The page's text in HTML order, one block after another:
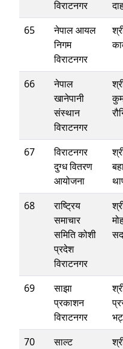
विराटनगर
65
नेपाल आयल
निगम
विराटनगर
66
नेपाल
खानेपानी
संस्थान
विराटनगर
67
विराटनगर
दुग्ध वितरण
आयोजना
68
राष्ट्रिय
समाचार
समिति कोशी
प्रदेश
विराटनगर
69
साझा
प्रकाशन
विराटनगर
70
साल्ट